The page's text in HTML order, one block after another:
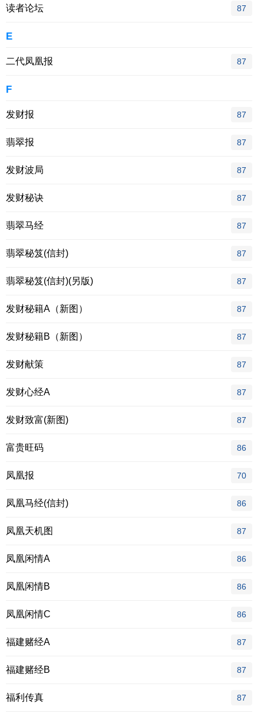
读者论坛 87
E
二代凤凰报 87
F
发财报 87
翡翠报 87
发财波局 87
发财秘诀 87
翡翠马经 87
翡翠秘笈(信封) 87
翡翠秘笈(信封)(另版) 87
发财秘籍A（新图） 87
发财秘籍B（新图） 87
发财献策 87
发财心经A 87
发财致富(新图) 87
富贵旺码 86
凤凰报 70
凤凰马经(信封) 86
凤凰天机图 87
凤凰闲情A 86
凤凰闲情B 86
凤凰闲情C 86
福建赌经A 87
福建赌经B 87
福利传真 87